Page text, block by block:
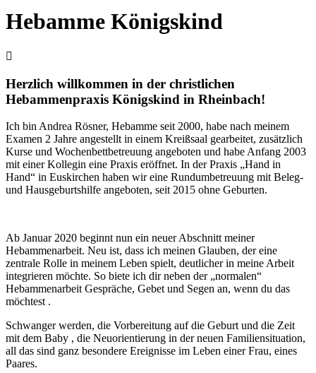
Hebamme Königskind
Herzlich willkommen in der christlichen
Hebammenpraxis Königskind in Rheinbach!
Ich bin Andrea Rösner, Hebamme seit 2000, habe nach meinem
Examen 2 Jahre angestellt in einem Kreißsaal gearbeitet, zusätzlich
Kurse und Wochenbettbetreuung angeboten und habe Anfang 2003
mit einer Kollegin eine Praxis eröffnet. In der Praxis „Hand in
Hand“ in Euskirchen haben wir eine Rundumbetreuung mit Beleg-
und Hausgeburtshilfe angeboten, seit 2015 ohne Geburten.
Ab Januar 2020 beginnt nun ein neuer Abschnitt meiner
Hebammenarbeit. Neu ist, dass ich meinen Glauben, der eine
zentrale Rolle in meinem Leben spielt, deutlicher in meine Arbeit
integrieren möchte. So biete ich dir neben der „normalen“
Hebammenarbeit Gespräche, Gebet und Segen an, wenn du das
möchtest .
Schwanger werden, die Vorbereitung auf die Geburt und die Zeit
mit dem Baby , die Neuorientierung in der neuen Familiensituation,
all das sind ganz besondere Ereignisse im Leben einer Frau, eines
Paares.